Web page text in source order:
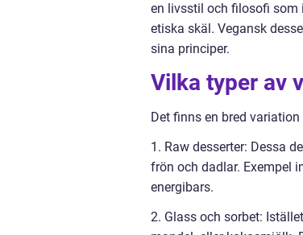
en livsstil och filosofi som
etiska skäl. Vegansk
sina principer.
Vilka typer av
Det finns en bred
1. Raw desserter: Dessa
frön och dadlar. Exempel
energibars.
2. Glass och sorbet: